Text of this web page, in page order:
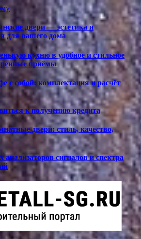
двери — эстетика и
для вашего дома
кухню в удобное и стильное
приёмы
с собой: комплектация и расчёт
к получению кредита
двери: стиль, качество,
сигналов и спектра